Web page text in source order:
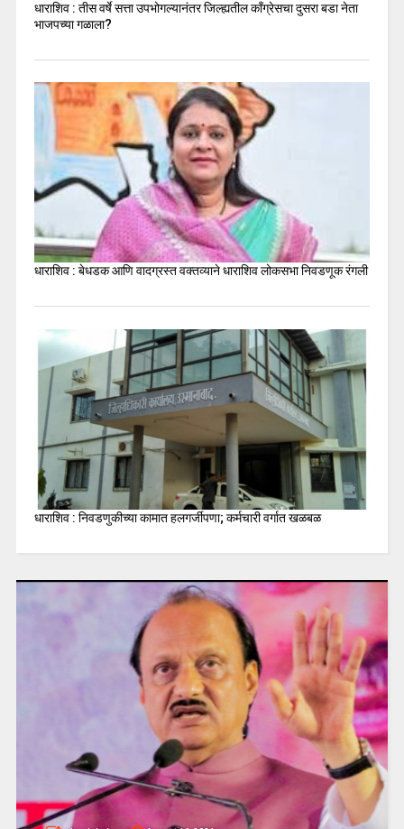
धाराशिव : तीस वर्षे सत्ता उपभोगल्यानंतर जिल्ह्यतील कॉंग्रेसचा दुसरा बडा नेता
भाजपच्या गळाला?
धाराशिव : बेधडक आणि वादग्रस्त वक्तव्याने धाराशिव लोकसभा निवडणूक रंगली
धाराशिव : निवडणुकीच्या कामात हलगर्जीपणा; कर्मचारी वर्गात खळबळ